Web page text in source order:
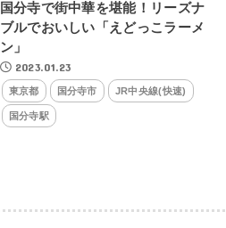
国分寺で街中華を堪能！リーズナ
ブルでおいしい「えどっこラーメ
ン」
2023.01.23
東京都 国分寺市 JR中央線(快速)
国分寺駅